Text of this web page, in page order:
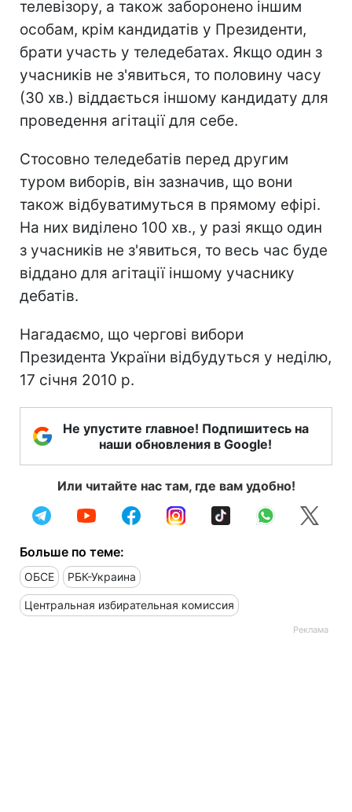
телевізору, а також заборонено іншим
особам, крім кандидатів у Президенти,
брати участь у теледебатах. Якщо один з
учасників не з'явиться, то половину часу
(30 хв.) віддається іншому кандидату для
проведення агітації для себе.
Стосовно теледебатів перед другим
туром виборів, він зазначив, що вони
також відбуватимуться в прямому ефірі.
На них виділено 100 хв., у разі якщо один
з учасників не з'явиться, то весь час буде
віддано для агітації іншому учаснику
дебатів.
Нагадаємо, що чергові вибори
Президента України відбудуться у неділю,
17 січня 2010 р.
Не упустите главное! Подпишитесь на
наши обновления в Google!
Или читайте нас там, где вам удобно!
Больше по теме:
ОБСЕ РБК-Украина
Центральная избирательная комиссия